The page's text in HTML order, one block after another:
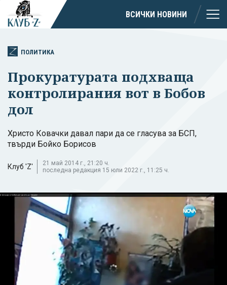
ВСИЧКИ НОВИНИ
ПОЛИТИКА
Прокуратурата подхваща
контролирания вот в Бобов
дол
Христо Ковачки давал пари да се гласува за БСП,
твърди Бойко Борисов
Клуб 'Z'
21 май 2014 г., 21:20 ч.
последна редакция 15 юли 2022 г., 11:25 ч.